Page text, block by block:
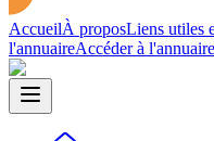
AccueilÀ proposLiens utiles
l'annuaireAccéder à l'annuaire